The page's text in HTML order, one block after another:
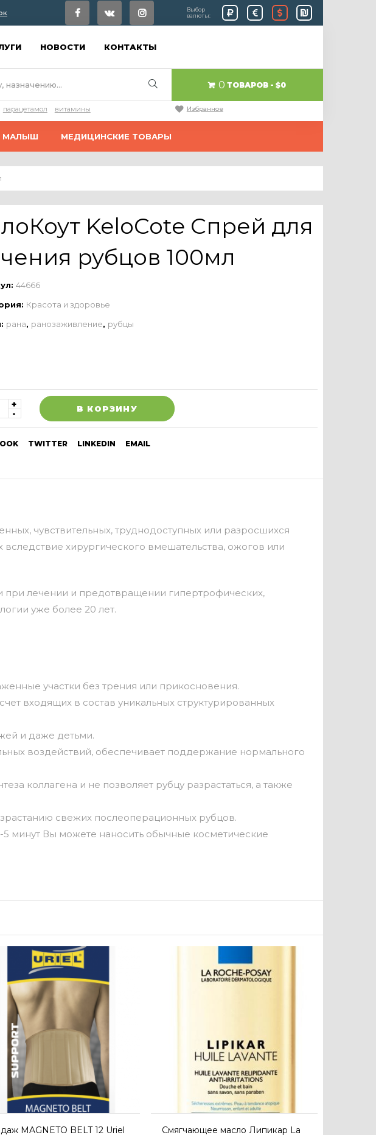
Выбор
валюты:
НОВОСТИ КОНТАКТЫ
0 ТОВАРОВ $0
парацетамол витамины Избранное
МАЛЫШ МЕДИЦИНСКИЕ ТОВАРЫ
KeloCote Спрей для
рубцов 100мл
44666
Красота и здоровье
рана, ранозаживление, рубцы
В КОРЗИНУ
TWITTER LINKEDIN EMAIL
чувствительных, труднодоступных или разросшихся
хирургического вмешательства, ожогов или
при лечении и предотвращении гипертрофических,
уже более 20 лет.
участки без трения или прикосновения.
входящих в состав уникальных структурированных
и даже детьми.
воздействий, обеспечивает поддержание нормального
коллагена и не позволяет рубцу разрастаться, а также
свежих послеоперационных рубцов.
минут Вы можете наносить обычные косметические
MAGNETO BELT 12 Uriel
Cмягчающее масло Липикар La